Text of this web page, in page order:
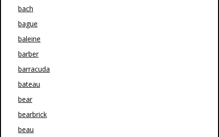
bach
bague
baleine
barber
barracuda
bateau
bear
bearbrick
beau